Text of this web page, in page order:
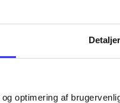
Detaljer
optimering af